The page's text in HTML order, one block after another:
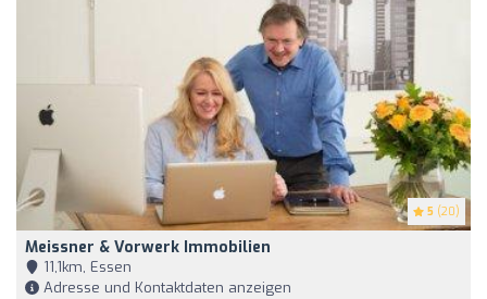
5 (20)
Meissner & Vorwerk Immobilien
11,1km, Essen
Adresse und Kontaktdaten anzeigen